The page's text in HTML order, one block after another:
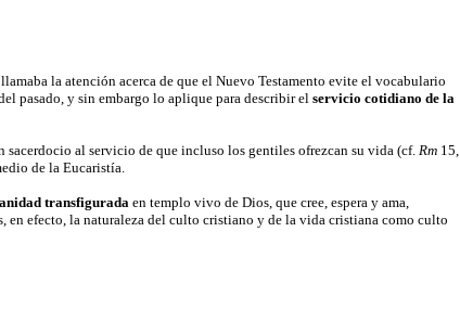
la atención acerca de que el Nuevo Testamento evite el vocabulario
pasado, y sin embargo lo aplique para describir elservicio cotidiano de la
al servicio de que incluso los gentiles ofrezcan su vida (cf. Rm15,
de la Eucaristía.
transfiguradaen templo vivo de Dios, que cree, espera y ama,
en efecto, la naturaleza del culto cristiano y de la vida cristiana como culto